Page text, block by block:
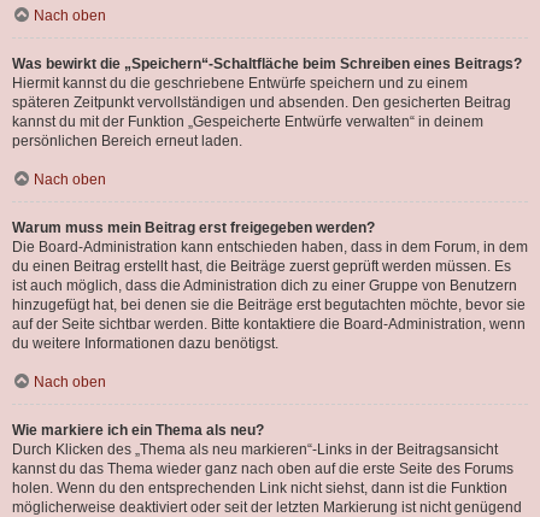
Nach oben
Was bewirkt die „Speichern“-Schaltfläche beim Schreiben eines Beitrags?
Hiermit kannst du die geschriebene Entwürfe speichern und zu einem
späteren Zeitpunkt vervollständigen und absenden. Den gesicherten Beitrag
kannst du mit der Funktion „Gespeicherte Entwürfe verwalten“ in deinem
persönlichen Bereich erneut laden.
Nach oben
Warum muss mein Beitrag erst freigegeben werden?
Die Board-Administration kann entschieden haben, dass in dem Forum, in dem
du einen Beitrag erstellt hast, die Beiträge zuerst geprüft werden müssen. Es
ist auch möglich, dass die Administration dich zu einer Gruppe von Benutzern
hinzugefügt hat, bei denen sie die Beiträge erst begutachten möchte, bevor sie
auf der Seite sichtbar werden. Bitte kontaktiere die Board-Administration, wenn
du weitere Informationen dazu benötigst.
Nach oben
Wie markiere ich ein Thema als neu?
Durch Klicken des „Thema als neu markieren“-Links in der Beitragsansicht
kannst du das Thema wieder ganz nach oben auf die erste Seite des Forums
holen. Wenn du den entsprechenden Link nicht siehst, dann ist die Funktion
möglicherweise deaktiviert oder seit der letzten Markierung ist nicht genügend